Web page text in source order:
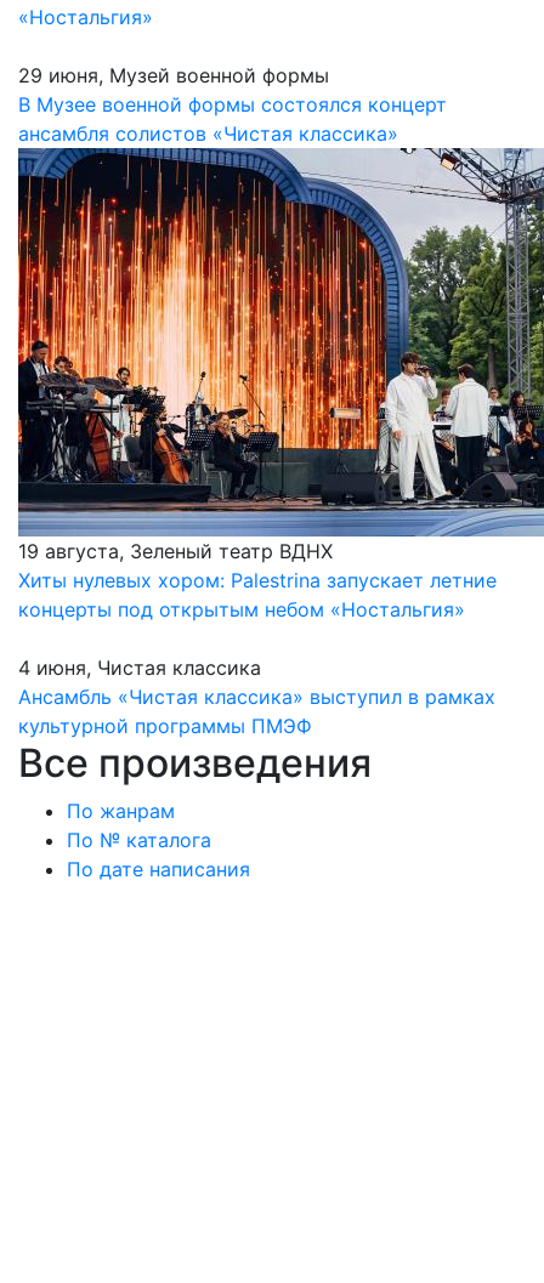
«Ностальгия»
29 июня, Музей военной формы
В Музее военной формы состоялся концерт
ансамбля солистов «Чистая классика»
19 августа, Зеленый театр ВДНХ
Хиты нулевых хором: Palestrina запускает летние
концерты под открытым небом «Ностальгия»
4 июня, Чистая классика
Ансамбль «Чистая классика» выступил в рамках
культурной программы ПМЭФ
Все произведения
По жанрам
По № каталога
По дате написания